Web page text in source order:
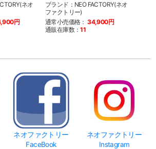
ネオ
円
ブランド：NEO FACTORY(ネオ
ファクトリー)
通常小売価格： 34,900円
通販在庫数：11
ネオファクトリー
FaceBook
ネオファクトリー
Instagram